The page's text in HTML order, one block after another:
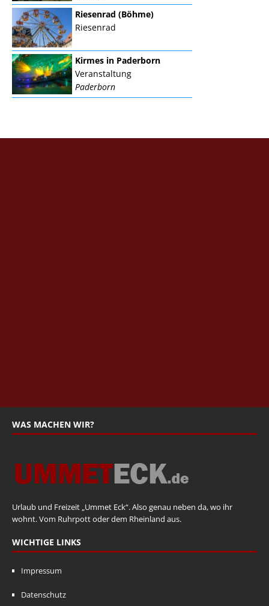
Riesenrad (Böhme)
Riesenrad
Kirmes in Paderborn
Veranstaltung
Paderborn
WAS MACHEN WIR?
Urlaub und Freizeit „Ummet Eck“. Also genau neben da, wo ihr
wohnt. Vom Ruhrpott oder dem Rheinland aus.
WICHTIGE LINKS
Impressum
Datenschutz